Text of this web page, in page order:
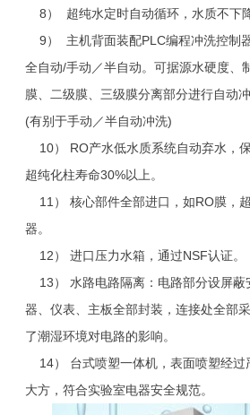
8） 超纯水定时自动循环，水质不下降
9） 主机背面装配PLC编程冲洗控制
全自动/手动／半自动。可据源水硬度、
膜、二级膜、三级膜分离部分进行自动
(有别于手动／半自动冲洗)
10） RO产水低水质系统自动弃水，
超纯化柱寿命30%以上。
11） 核心部件全部进口，如RO膜，
器。
12） 进口压力水箱，通过NSF认证。
13） 水路电路隔离：电路部分设屏蔽
器、仪表、主板全部封装，连接处全部
了潮湿环境对电路的影响。
14） 台式喷塑一体机，表面喷塑经过
大方，符合实验室电器安全规范。